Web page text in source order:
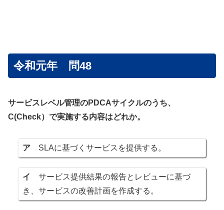
令和元年 問48
サービスレベル管理のPDCAサイクルのうち、
C(Check）で実施する内容はどれか。
ア SLAに基づくサービスを提供する。
イ
サービス提供結果の報告とレビューに基づ
き、サービスの改善計画を作成する。